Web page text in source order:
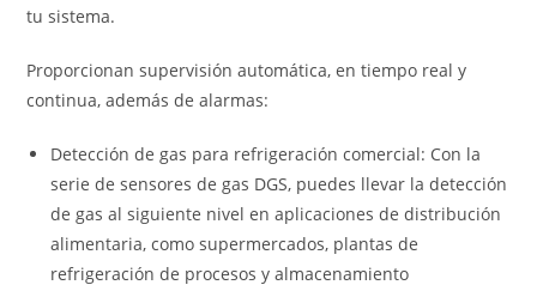
tu sistema.
Proporcionan supervisión automática, en tiempo real y
continua, además de alarmas:
Detección de gas para refrigeración comercial: Con la
serie de sensores de gas DGS, puedes llevar la detección
de gas al siguiente nivel en aplicaciones de distribución
alimentaria, como supermercados, plantas de
refrigeración de procesos y almacenamiento